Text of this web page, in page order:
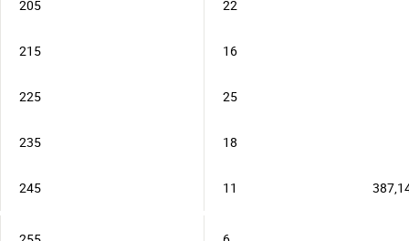
205 22
215 16
225 25
235 18
245 11